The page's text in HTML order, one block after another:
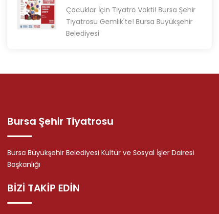
Çocuklar İçin Tiyatro Vakti! Bursa Şehir
Tiyatrosu Gemlik'te! Bursa Büyükşehir
Belediyesi
Bursa Şehir Tiyatrosu
Bursa Büyükşehir Belediyesi Kültür ve Sosyal İşler Dairesi
Başkanlığı
BİZİ TAKİP EDİN